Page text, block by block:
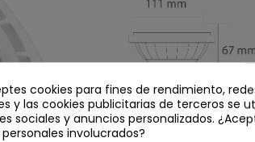
cookies para fines de rendimiento,
y las cookies publicitarias de terceros se
sociales y anuncios personalizados.
involucrados?